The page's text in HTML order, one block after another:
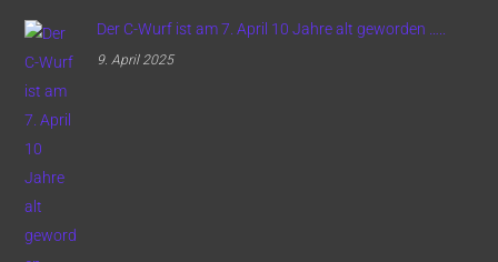
Der C-Wurf ist am 7. April 10 Jahre alt geworden …..
9. April 2025